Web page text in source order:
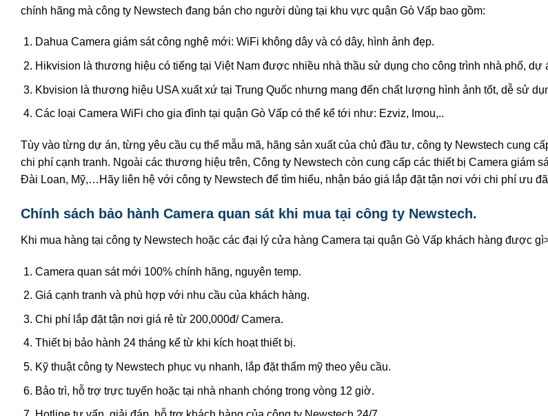
chính hãng mà công ty Newstech đang bán cho người dùng tại khu vực quận Gò Vấp bao gồm:
Dahua Camera giám sát công nghệ mới: WiFi không dây và có dây, hình ảnh đẹp.
Hikvision là thương hiệu có tiếng tại Việt Nam được nhiều nhà thầu sử dụng cho công trình nhà phố, dự
Kbvision là thương hiệu USA xuất xứ tại Trung Quốc nhưng mang đến chất lượng hình ảnh tốt, dễ sử
Các loại Camera WiFi cho gia đình tại quận Gò Vấp có thể kể tới như: Ezviz, Imou,..
Tùy vào từng dự án, từng yêu cầu cụ thể mẫu mã, hãng sản xuất của chủ đầu tư, công ty Newstech cung
chi phí cạnh tranh. Ngoài các thương hiệu trên, Công ty Newstech còn cung cấp các thiết bị Camera giám
Đài Loan, Mỹ,…Hãy liên hệ với công ty Newstech để tìm hiểu, nhận báo giá lắp đặt tận nơi với chi phí ưu
Chính sách bảo hành Camera quan sát khi mua tại công ty Newstech.
Khi mua hàng tại công ty Newstech hoặc các đại lý cửa hàng Camera tại quận Gò Vấp khách hàng được
Camera quan sát mới 100% chính hãng, nguyên temp.
Giá cạnh tranh và phù hợp với nhu cầu của khách hàng.
Chi phí lắp đặt tận nơi giá rẻ từ 200,000đ/ Camera.
Thiết bị bảo hành 24 tháng kể từ khi kích hoạt thiết bị.
Kỹ thuật công ty Newstech phục vụ nhanh, lắp đặt thẩm mỹ theo yêu cầu.
Bảo trì, hỗ trợ trực tuyến hoặc tại nhà nhanh chóng trong vòng 12 giờ.